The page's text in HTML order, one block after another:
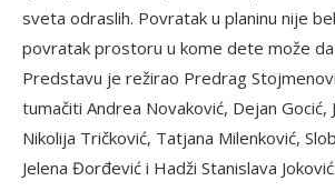
sveta odraslih. Povratak u planinu nije
povratak prostoru u kome dete može
Predstavu je režirao Predrag
tumačiti Andrea Novaković, Dejan Gocić,
Nikolija Tričković, Tatjana Milenković,
Jelena Đorđević i Hadži Stanislava Joković.